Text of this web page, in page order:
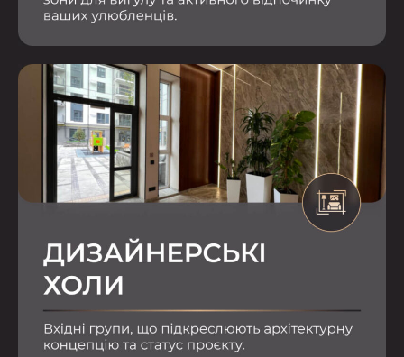
Залиште ваші контактні дані,
менеджер зв'яжеться з вами
Ім'я